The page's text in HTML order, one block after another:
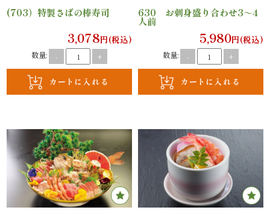
子
メ
ニ
ー
ご
(703）特製さばの棒寿司
3,078円(税込)
数量: - +
630 お刺身盛り合わせ3～4
人前
5,980円(税込)
数量: - +